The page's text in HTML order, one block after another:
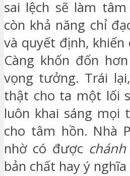
sai lệch sẽ làm
còn khả năng chỉ
và quyết định,
Càng khốn đốn
vọng tưởng. Trái
thật cho ta một lối
luôn khai sáng mọi
cho tâm hồn. Nhà
nhờ có được
bản chất hay ý